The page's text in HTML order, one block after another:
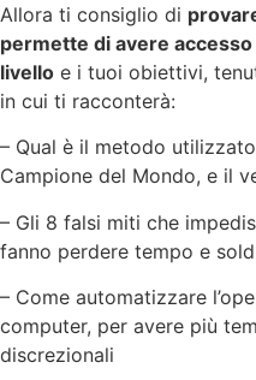
Allora ti consiglio di
permette di avere
livello e i tuoi obiettivi,
in cui ti racconterà:
– Qual è il metodo
Campione del Mondo, e il
– Gli 8 falsi miti che
fanno perdere tempo e
– Come automatizzare
computer, per avere più
discrezionali